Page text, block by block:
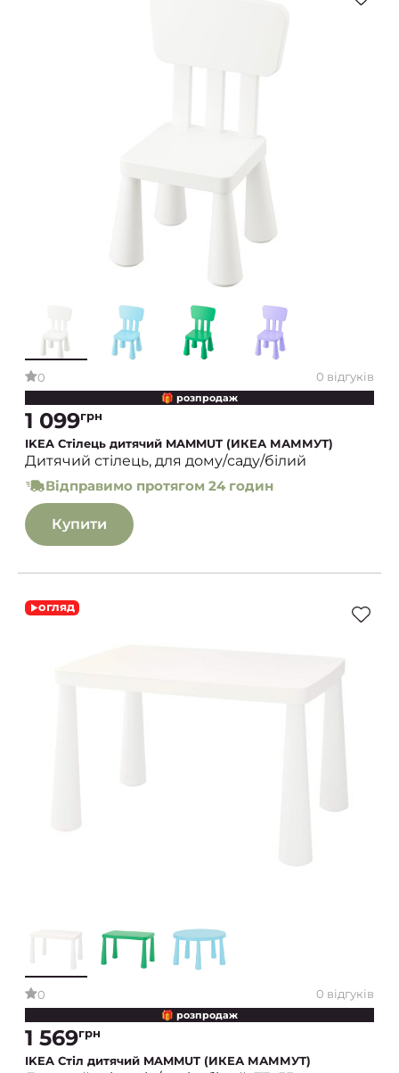
0 0 відгуків
🎁 розпродаж
1 099грн
IKEA Стілець дитячий MAMMUT (ИКЕА МАММУТ)
Дитячий стілець, для дому/саду/білий
Відправимо протягом 24 годин
Купити
огляд
0 0 відгуків
🎁 розпродаж
1 569грн
IKEA Стіл дитячий MAMMUT (ИКЕА МАММУТ)